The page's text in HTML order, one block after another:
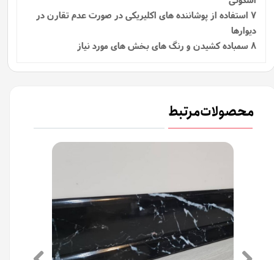
7 استفاده از پوشاننده‌ های اکلیریکی در صورت عدم تقارن در
دیوارها
8 سمباده کشیدن و رنگ های بخش های مورد نیاز
محصولات مرتبط